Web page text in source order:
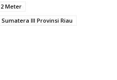
Meter
III Provinsi Riau